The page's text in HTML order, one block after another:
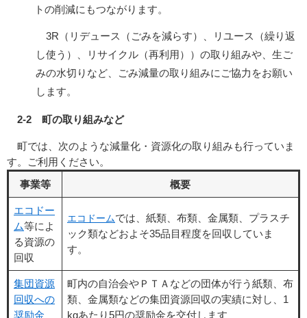
トの削減にもつながります。
3R（リデュース（ごみを減らす）、リユース（繰り返
し使う）、リサイクル（再利用））の取り組みや、生ご
みの水切りなど、ごみ減量の取り組みにご協力をお願い
します。
2-2 町の取り組みなど
町では、次のような減量化・資源化の取り組みも行っていま
す。ご利用ください。
事業等
概要
エコドー
ム等によ
る資源の
回収
エコドームでは、紙類、布類、金属類、プラスチ
ック類などおよそ35品目程度を回収していま
す。
集団資源
回収への
奨励金
町内の自治会やＰＴＡなどの団体が行う紙類、布
類、金属類などの集団資源回収の実績に対し、1
kgあたり5円の奨励金を交付します